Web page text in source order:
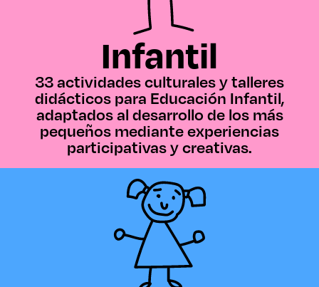
Infantil
33 actividades culturales y talleres
didácticos para Educación Infantil,
adaptados al desarrollo de los más
pequeños mediante experiencias
participativas y creativas.